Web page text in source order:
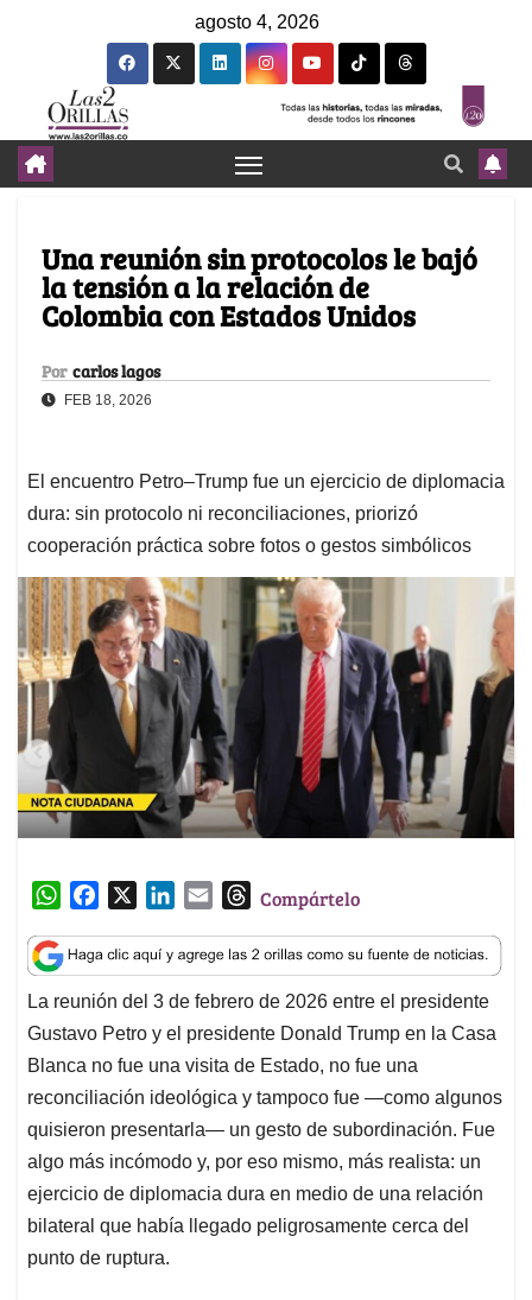
agosto 4, 2026
Una reunión sin protocolos le bajó
la tensión a la relación de
Colombia con Estados Unidos
Por carlos lagos
FEB 18, 2026
El encuentro Petro–Trump fue un ejercicio de diplomacia
dura: sin protocolo ni reconciliaciones, priorizó
cooperación práctica sobre fotos o gestos simbólicos
W
a
t
s
A
p
p
c
e
b
o
o
k
n
k
e
d
I
n
a
i
l
T
r
e
a
d
s
Compártelo
La reunión del 3 de febrero de 2026 entre el presidente
Gustavo Petro y el presidente Donald Trump en la Casa
Blanca no fue una visita de Estado, no fue una
reconciliación ideológica y tampoco fue —como algunos
quisieron presentarla— un gesto de subordinación. Fue
algo más incómodo y, por eso mismo, más realista: un
ejercicio de diplomacia dura en medio de una relación
bilateral que había llegado peligrosamente cerca del
punto de ruptura.